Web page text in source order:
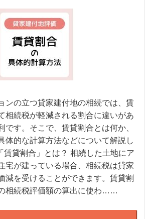
ンの立つ貸家建付地の相続では、賃
相続税が軽減される割合に違いがあ
です。そこで、賃貸割合とは何か、
体的な計算方法などについて解説し
賃貸割合」とは？ 相続した土地にア
宅が建っている場合、相続税は貸家
減を受けることができます。賃貸割
相続税評価額の算出に使わ……